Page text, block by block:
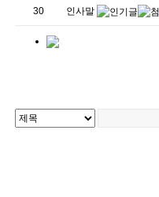
30 인사말